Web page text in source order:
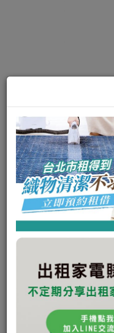
三合一 高溫
利用高溫蒸氣與多